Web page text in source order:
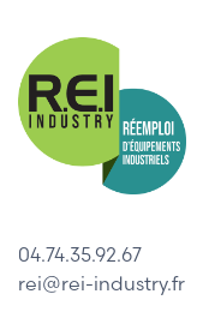
04.74.35.92.67
rei@rei-industry.fr